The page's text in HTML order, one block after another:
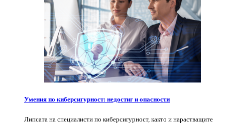
Умения по киберсигурност: недостиг и опасности
Липсата на специалисти по киберсигурност, както и нарастващите